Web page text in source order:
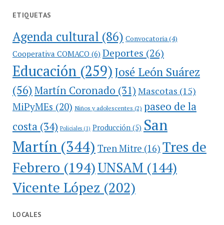
ETIQUETAS
Agenda cultural (86) Convocatoria (4)
Cooperativa COMACO(6) Deportes (26)
Educación(259)José León Suárez
(56)Martín Coronado (31) Mascotas (15)
MiPyMEs (20) Niños y adolescentes (2) paseo de la
costa(34) Policiales(1) Producción(5) San
Martín(344) Tren Mitre (16) Tres de
Febrero (194)UNSAM (144)
Vicente López (202)
LOCALES